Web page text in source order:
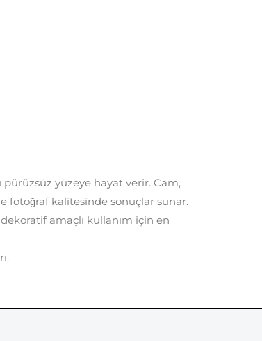
pürüzsüz yüzeye hayat verir. Cam,
fotoğraf kalitesinde sonuçlar sunar.
amaçlı kullanım için en